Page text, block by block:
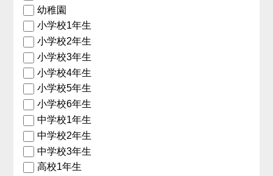
幼稚園
小学校1年生
小学校2年生
小学校3年生
小学校4年生
小学校5年生
小学校6年生
中学校1年生
中学校2年生
中学校3年生
高校1年生